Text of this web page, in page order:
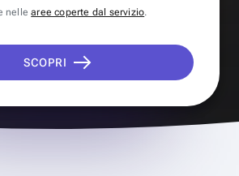
nellearee coperte dal servizio.
SCOPRI